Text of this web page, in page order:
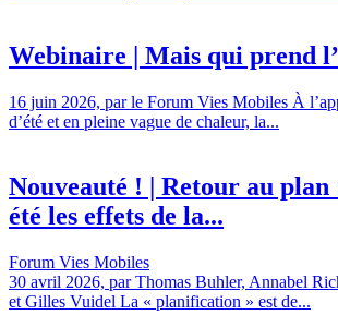
Webinaire | Mais qui prend
16 juin 2026, par le Forum Vies Mobiles À
d’été et en pleine vague de chaleur, la...
Nouveauté ! | Retour au plan
été les effets de la...
Forum Vies Mobiles
30 avril 2026, par Thomas Buhler, Annabel
et Gilles Vuidel La « planification » est de...